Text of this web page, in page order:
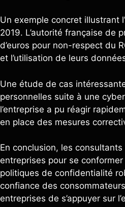
Un exemple concret illustrant
2019. L’autorité française de
d’euros pour non-respect du
et l’utilisation de leurs
Une étude de cas
personnelles suite à une
l’entreprise a pu réagir
en place des mesures
En conclusion, les
entreprises pour se
politiques de confidentialité
confiance des
entreprises de s’appuyer sur